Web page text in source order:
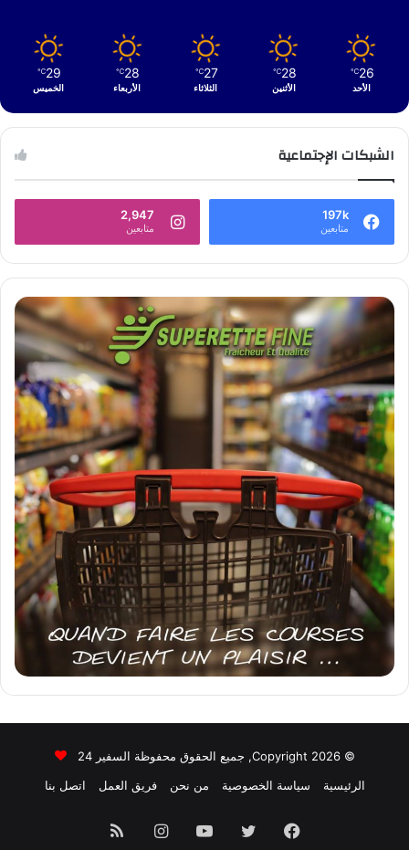
26
℃
الأحد
28
℃
الأثنين
27
℃
الثلاثاء
28
℃
الأربعاء
29
℃
الخميس
الشبكات الإجتماعية
197k
متابعين
2,947
متابعين
© Copyright 2026, جميع الحقوق محفوظة السفير 24
الرئيسية
سياسة الخصوصية من نحن فريق العمل اتصل بنا
فيسبوك تويتر يوتيوبانستقرامملخص